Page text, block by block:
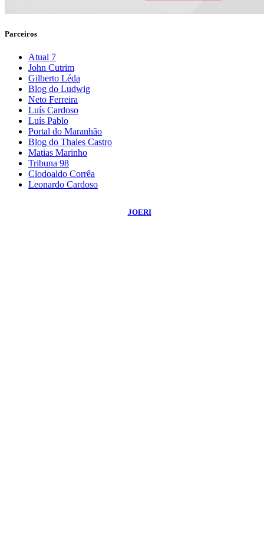
Parceiros
Atual 7
John Cutrim
Gilberto Léda
Blog do Ludwig
Neto Ferreira
Luís Cardoso
Luís Pablo
Portal do Maranhão
Blog do Thales Castro
Matias Marinho
Tribuna 98
Clodoaldo Corrêa
Leonardo Cardoso
JOERI